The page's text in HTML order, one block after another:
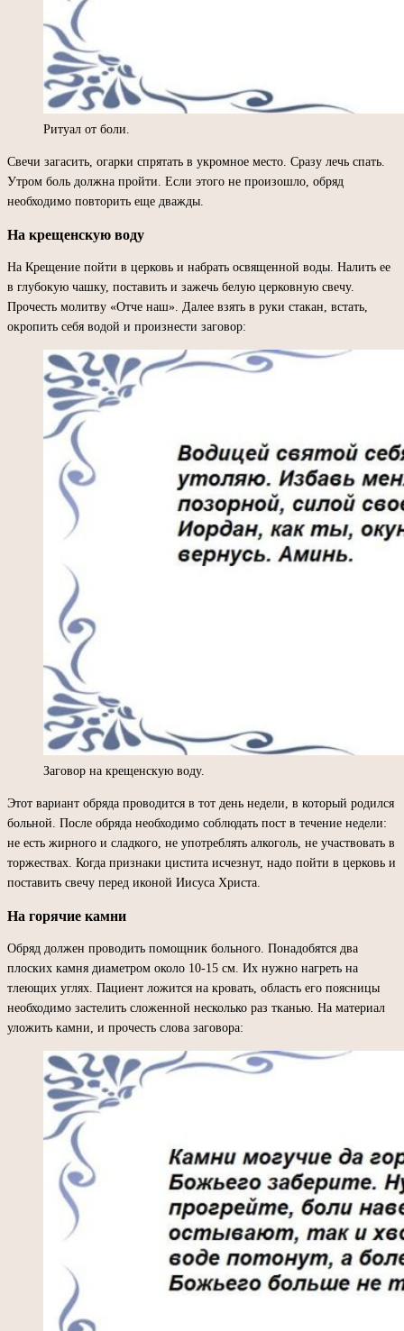
Ритуал от боли.
Свечи загасить, огарки спрятать в укромное место. Сразу лечь спать.
Утром боль должна пройти. Если этого не произошло, обряд
необходимо повторить еще дважды.
На крещенскую воду
На Крещение пойти в церковь и набрать освященной воды. Налить ее
в глубокую чашку, поставить и зажечь белую церковную свечу.
Прочесть молитву «Отче наш». Далее взять в руки стакан, встать,
окропить себя водой и произнести заговор:
Заговор на крещенскую воду.
Этот вариант обряда проводится в тот день недели, в который родился
больной. После обряда необходимо соблюдать пост в течение недели:
не есть жирного и сладкого, не употреблять алкоголь, не участвовать в
торжествах. Когда признаки цистита исчезнут, надо пойти в церковь и
поставить свечу перед иконой Иисуса Христа.
На горячие камни
Обряд должен проводить помощник больного. Понадобятся два
плоских камня диаметром около 10-15 см. Их нужно нагреть на
тлеющих углях. Пациент ложится на кровать, область его поясницы
необходимо застелить сложенной несколько раз тканью. На материал
уложить камни, и прочесть слова заговора: